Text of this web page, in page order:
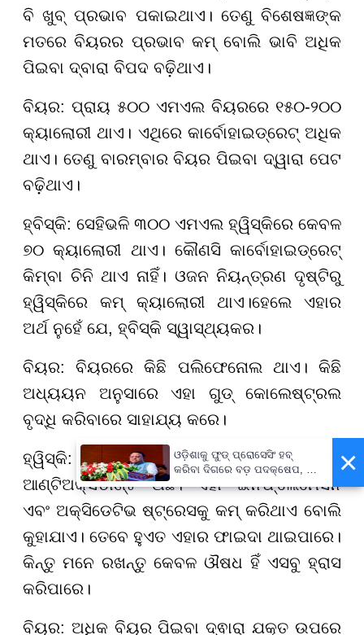
ବି ଖୁବ୍ ପ୍ରଭାବ ପକାଇଥାଏ। ତେଣୁ ବିଶେଷଜ୍ଞଙ୍କ
ମତରେ ବିୟରର ପ୍ରଭାବ କମ୍ ବୋଲି ଭାବି ଅଧିକ
ପିଇବା ଦ୍ବାରା ବିପଦ ବଢ଼ିଥାଏ।
ବିୟର: ପ୍ରାୟ ୫୦୦ ଏମଏଲ ବିୟରରେ ୧୫୦-୨୦୦
କ୍ୟାଲୋରୀ ଥାଏ। ଏଥିରେ କାର୍ବୋହାଇଡ୍ରେଟ୍ ଅଧିକ
ଥାଏ। ତେଣୁ ବାରମ୍ବାର ବିୟର ପିଇବା ଦ୍ୱାରା ପେଟ
ବଢ଼ିଥାଏ।
ହ୍ବିସ୍କି: ସେହିଭଳି ୩୦୦ ଏମଏଲ ହ୍ୱିସ୍କିରେ କେବଳ
୭୦ କ୍ୟାଲୋରୀ ଥାଏ। କୌଣସି କାର୍ବୋହାଇଡ୍ରେଟ୍
କିମ୍ବା ଚିନି ଥାଏ ନାହିଁ। ଓଜନ ନିୟନ୍ତ୍ରଣ ଦୃଷ୍ଟିରୁ
ହ୍ୱିସ୍କିରେ କମ୍ କ୍ୟାଲୋରୀ ଥାଏ।ହେଲେ ଏହାର
ଅର୍ଥ ନୁହେଁ ଯେ, ହ୍ବିସ୍କି ସ୍ୱାସ୍ଥ୍ୟକର।
ବିୟର: ବିୟରରେ କିଛି ପଲିଫେନୋଲ ଥାଏ। କିଛି
ଅଧ୍ୟୟନ ଅନୁସାରେ ଏହା ଗୁଡ୍ କୋଲେଷ୍ଟ୍ରଲ
ବୃଦ୍ଧି କରିବାରେ ସାହାଯ୍ୟ କରେ।
ହ୍ୱିସ୍କି: ଏଥିରେ ଏଲାଜିକ୍ ଏସିଡ୍ ନାମକ ଏକ
ଆଣ୍ଟିଅକ୍ସିଡାଣ୍ଟ ଅଛି। ଏହା ଇନଫ୍ଲେମେସନ
ଏବଂ ଅକ୍ସିଡେଟିଭ ଷ୍ଟ୍ରେସକୁ କମ୍ କରିଥାଏ ବୋଲି
କୁହାଯାଏ। ତେବେ ହୁଏତ ଏହାର ଫାଇଦା ଥାଇପାରେ।
କିନ୍ତୁ ମନେ ରଖନ୍ତୁ କେବଳ ଔଷଧ ହିଁ ଏସବୁ ହ୍ରାସ
କରିପାରେ।
ବିୟର: ଅଧିକ ବିୟର ପିଇବା ଦ୍ଵାରା ଯକୃତ ଉପରେ
×
ଓଡ଼ିଶାକୁ ଫୁଡ୍ ପ୍ରୋସେସିଂ ହବ୍
କରିବା ଦିଗରେ ବଡ଼ ପଦକ୍ଷେପ, ୪୨
ହଜାରରୁ ଅଧିକ ନିଯୁକ୍ତି ସୁଯୋଗ